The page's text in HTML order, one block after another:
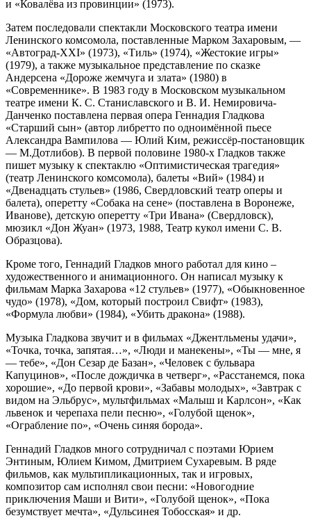
и «Ковалёва из провинции» (1973).
Затем последовали спектакли Московского театра имени
Ленинского комсомола, поставленные Марком Захаровым, —
«Автоград-XXI» (1973), «Тиль» (1974), «Жестокие игры»
(1979), а также музыкальное представление по сказке
Андерсена «Дороже жемчуга и злата» (1980) в
«Современнике». В 1983 году в Московском музыкальном
театре имени К. С. Станиславского и В. И. Немировича-
Данченко поставлена первая опера Геннадия Гладкова
«Старший сын» (автор либретто по одноимённой пьесе
Александра Вампилова — Юлий Ким, режиссёр-постановщик
— М.Дотлибов). В первой половине 1980-х Гладков также
пишет музыку к спектаклю «Оптимистическая трагедия»
(театр Ленинского комсомола), балеты «Вий» (1984) и
«Двенадцать стульев» (1986, Свердловский театр оперы и
балета), оперетту «Собака на сене» (поставлена в Воронеже,
Иванове), детскую оперетту «Три Ивана» (Свердловск),
мюзикл «Дон Жуан» (1973, 1988, Театр кукол имени С. В.
Образцова).
Кроме того, Геннадий Гладков много работал для кино –
художественного и анимационного. Он написал музыку к
фильмам Марка Захарова «12 стульев» (1977), «Обыкновенное
чудо» (1978), «Дом, который построил Свифт» (1983),
«Формула любви» (1984), «Убить дракона» (1988).
Музыка Гладкова звучит и в фильмах «Джентльмены удачи»,
«Точка, точка, запятая…», «Люди и манекены», «Ты — мне, я
— тебе», «Дон Сезар де Базан», «Человек с бульвара
Капуцинов», «После дождичка в четверг», «Расстанемся, пока
хорошие», «До первой крови», «Забавы молодых», «Завтрак с
видом на Эльбрус», мультфильмах «Малыш и Карлсон», «Как
львенок и черепаха пели песню», «Голубой щенок»,
«Ограбление по», «Очень синяя борода».
Геннадий Гладков много сотрудничал с поэтами Юрием
Энтиным, Юлием Кимом, Дмитрием Сухаревым. В ряде
фильмов, как мультипликационных, так и игровых,
композитор сам исполнял свои песни: «Новогодние
приключения Маши и Вити», «Голубой щенок», «Пока
безумствует мечта», «Дульсинея Тобосская» и др.